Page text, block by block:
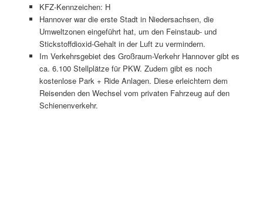
KFZ-Kennzeichen: H
Hannover war die erste Stadt in Niedersachsen, die
Umweltzonen eingeführt hat, um den Feinstaub- und
Stickstoffdioxid-Gehalt in der Luft zu vermindern.
Im Verkehrsgebiet des Großraum-Verkehr Hannover gibt es
ca. 6.100 Stellplätze für PKW. Zudem gibt es noch
kostenlose Park + Ride Anlagen. Diese erleichtern dem
Reisenden den Wechsel vom privaten Fahrzeug auf den
Schienenverkehr.